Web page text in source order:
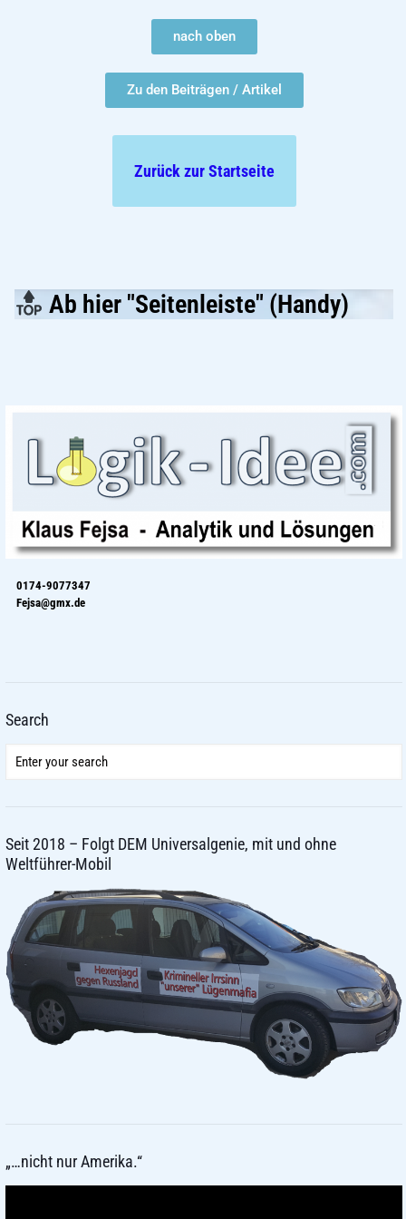
nach oben
Zu den Beiträgen / Artikel
Zurück zur Startseite
Ab hier "Seitenleiste" (Handy)
0174-9077347
Fejsa@gmx.de
Search
Seit 2018 – Folgt DEM Universalgenie, mit und ohne
Weltführer-Mobil
„…nicht nur Amerika.“